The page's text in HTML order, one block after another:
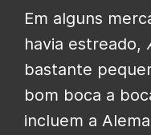
Em alguns
havia estreado,
bastante
bom boca a
incluem a